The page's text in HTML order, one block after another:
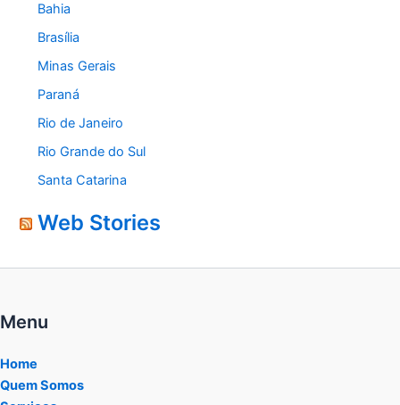
Bahia
Brasília
Minas Gerais
Paraná
Rio de Janeiro
Rio Grande do Sul
Santa Catarina
Web Stories
Menu
Home
Quem Somos